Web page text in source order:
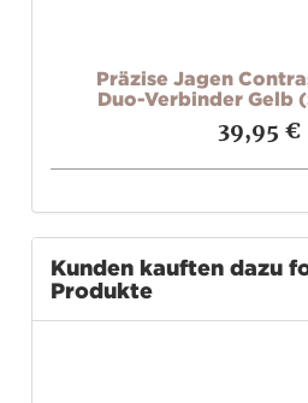
Präzise Jagen
Duo-Verbinder Gelb
39,95 €
Kunden kauften dazu
Produkte